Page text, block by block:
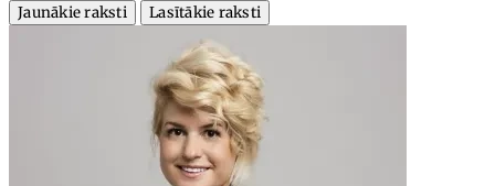
Jaunākie raksti
Lasītākie raksti